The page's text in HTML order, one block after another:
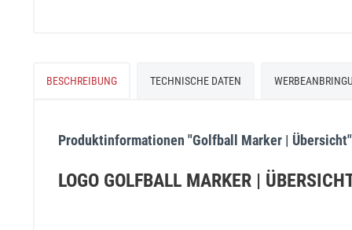
BESCHREIBUNG TECHNISCHE DATEN
Produktinformationen "Golfball Marker | Übersicht"
LOGO GOLFBALL MARKER |